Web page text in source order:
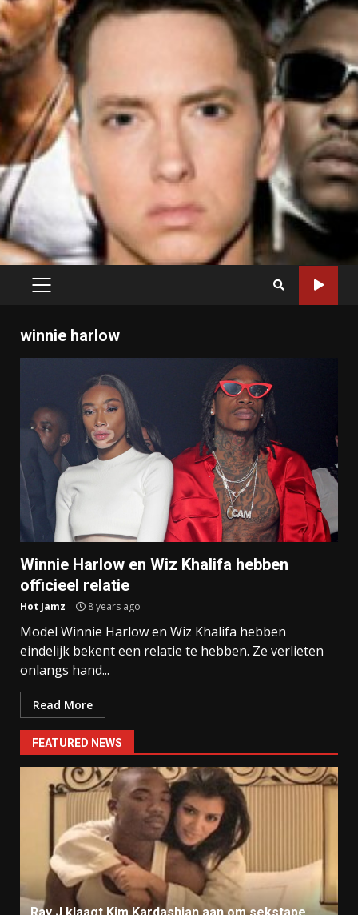
PRIMARY
winnie harlow
Winnie Harlow en Wiz Khalifa hebben
officieel relatie
Hot Jamz 8 years ago
Model Winnie Harlow en Wiz Khalifa hebben
eindelijk bekent een relatie te hebben. Ze verlieten
onlangs hand...
Read More
FEATURED NEWS